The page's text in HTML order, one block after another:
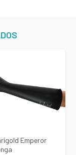
Emperor